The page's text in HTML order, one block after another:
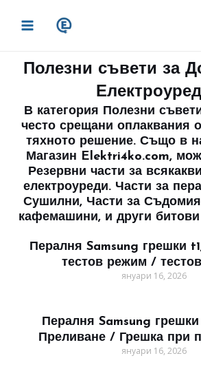
MENU
Полезни съвети за
В категория Полезни
често срещани оплаквания
тяхното решение. Също в
Магазин Elektri4ko.com,
Резервни части за
електроуреди. Части за
Сушилни, Части за
кафемашини, и други
Пералня Samsung грешки
тестов режим /
януари 16, 2026
Пералня Samsung
Преливане / Грешка при
януари 16, 2026
P
a
g
P
a
g
P
a
g
P
P
P
a
P
a
P
a
g
P
a
g
a
P